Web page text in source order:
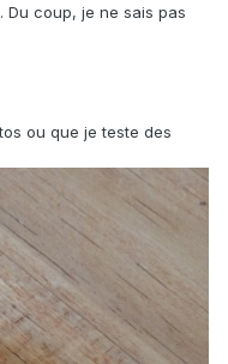
Du coup, je ne sais pas
ou que je teste des